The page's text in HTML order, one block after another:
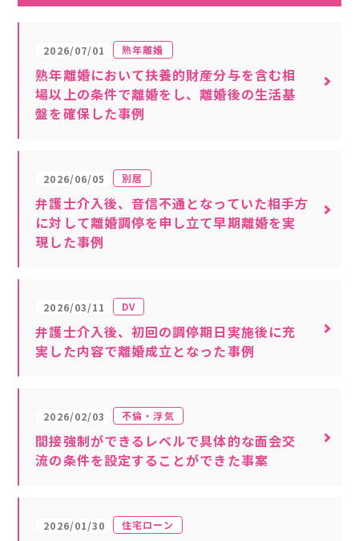
2026/07/01 熟年離婚
熟年離婚において扶養的財産分与を含む相
場以上の条件で離婚をし、離婚後の生活基
盤を確保した事例
2026/06/05 別居
弁護士介入後、音信不通となっていた相手方
に対して離婚調停を申し立て早期離婚を実
現した事例
2026/03/11 DV
弁護士介入後、初回の調停期日実施後に充
実した内容で離婚成立となった事例
2026/02/03 不倫・浮気
間接強制ができるレベルで具体的な面会交
流の条件を設定することができた事案
2026/01/30 住宅ローン